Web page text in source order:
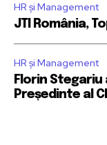
HR și Management
JTI România,
HR și Management
Florin
Președinte al